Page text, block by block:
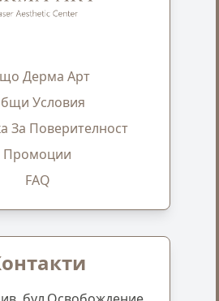
Дерма Арт
Условия
За Поверителност
Промоции
FAQ